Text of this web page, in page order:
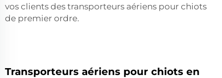
vos clients des transporteurs aériens pour chiots
de premier ordre.
Transporteurs aériens pour chiots en